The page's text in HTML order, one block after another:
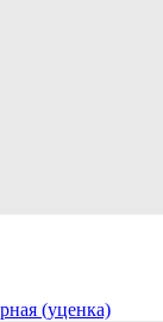
(уценка)